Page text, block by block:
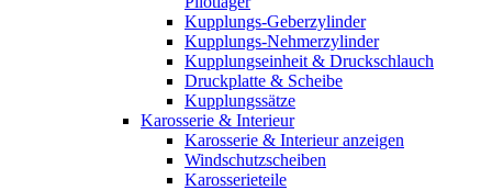
Kupplungs-Geberzylinder
Kupplungs-Nehmerzylinder
Kupplungseinheit & Druckschlauch
Druckplatte & Scheibe
Kupplungssätze
Karosserie & Interieur
Karosserie & Interieur anzeigen
Windschutzscheiben
Karosserieteile